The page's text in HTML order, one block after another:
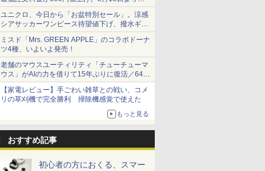
1,500円から受付
ユニクロ、今日から「お盆特別セール」。涼感
シアサッカーワンピース待望値下げ、撥水ギア
ショーツは1990円に
ミスド「Mrs. GREEN APPLE」のコラボドーナ
ツ4種、いよいよ発売！
老舗のマウスユーティリティ「チューチューマ
ウス」がAIの力を借りて15年ぶりに復活／64bit
化、Windows 10/11、「Chrome」も走り回
る。復活記念で2026年末まで500円
【家電レビュー】手ごわい雑草との戦い、コメ
リの草刈機で完全勝利 掃除機感覚で使えた
もっと見る
おすすめ記事
初心者の方におくる、スマー